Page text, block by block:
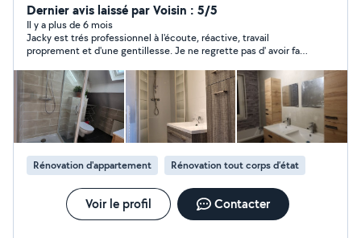
Dernier avis laissé par Voisin : 5/5
Il y a plus de 6 mois
Jacky est trés professionnel à l'écoute, réactive, travail
proprement et d'une gentillesse. Je ne regrette pas d' avoir fait
Rénovation d'appartement Rénovation tout corps d’état
Voir le profil Contacter